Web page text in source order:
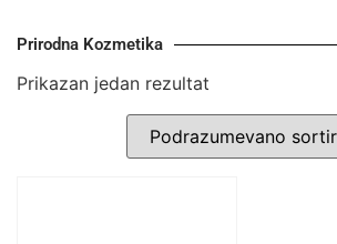
Prirodna Kozmetika
Prikazan jedan rezultat